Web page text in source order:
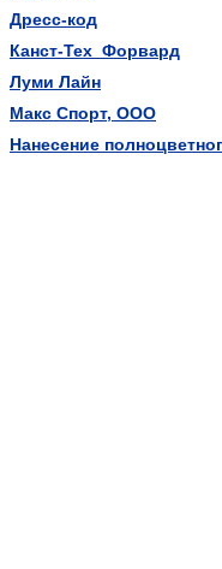
Дресс-код
Канст-Тех_Форвард
Луми Лайн
Макс Спорт, ООО
Нанесение